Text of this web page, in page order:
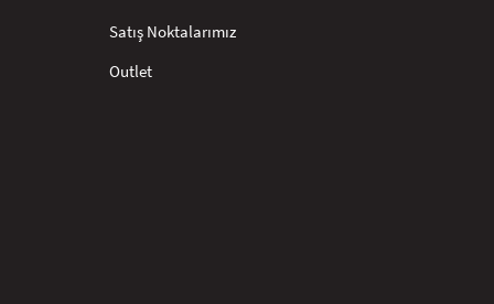
Satış Noktalarımız
Outlet